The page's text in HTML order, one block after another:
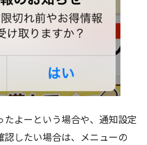
たよーという場合や、通知設定
したい場合は、メニューの